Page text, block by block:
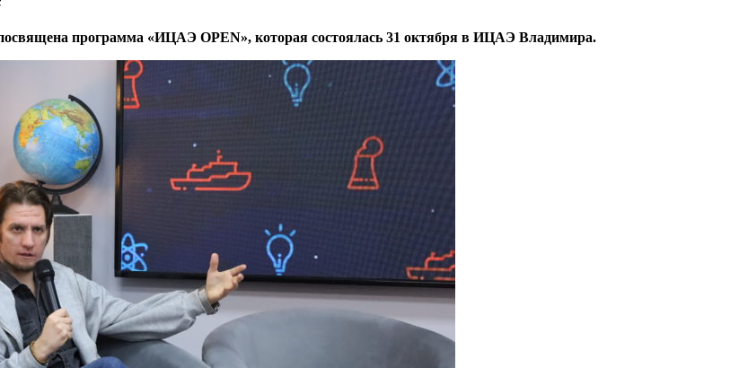
программа «ИЦАЭ OPEN», которая состоялась 31 октября в ИЦАЭ Владимира.